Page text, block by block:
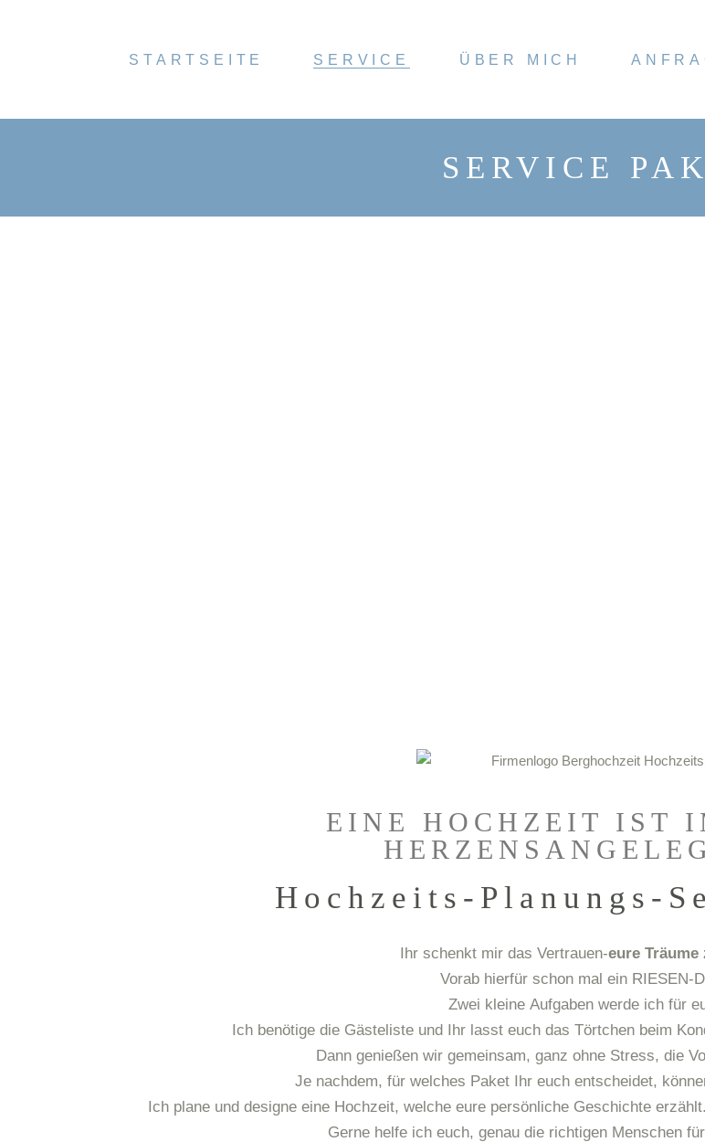
STARTSEITE SERVICE ÜBER MICH
SERVICE
EINE HOCHZEIT IST
Hochzeits-Planungs-
Ihr schenkt mir das Vertrauen-eure
Vorab hierfür schon mal ein RIESEN-
Zwei kleine Aufgaben werde ich für
Ich benötige die Gästeliste und Ihr lasst euch das Törtchen beim
Dann genießen wir gemeinsam, ganz ohne Stress, die
Je nachdem, für welches Paket Ihr euch entscheidet,
Ich plane und designe eine Hochzeit, welche eure persönliche Geschichte
Gerne helfe ich euch, genau die richtigen Menschen